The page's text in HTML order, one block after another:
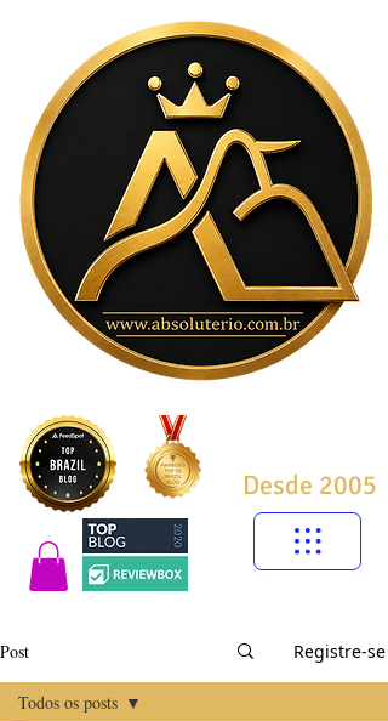
Desde 2005
Post Registre-se
Todos os posts